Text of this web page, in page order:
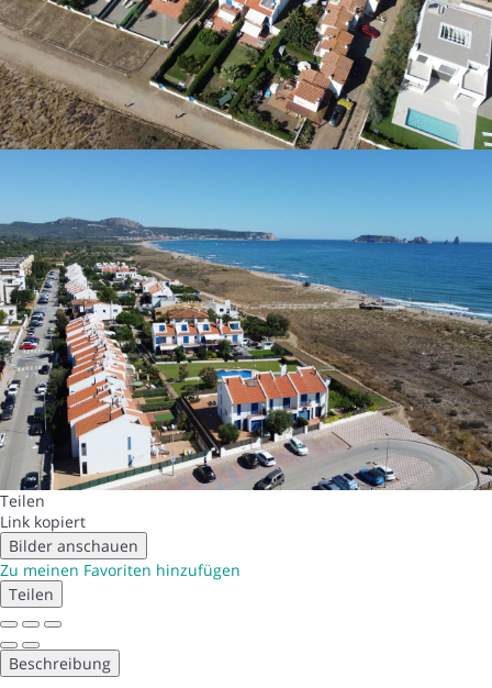
Teilen
Link kopiert
Bilder anschauen
Zu meinen Favoriten hinzufügen
Teilen
Beschreibung